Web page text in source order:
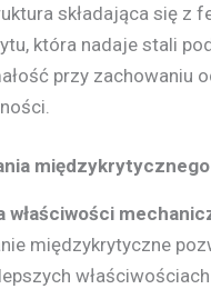
składająca się z
która nadaje stali
przy zachowaniu
międzykrytycznego
właściwości
międzykrytyczne